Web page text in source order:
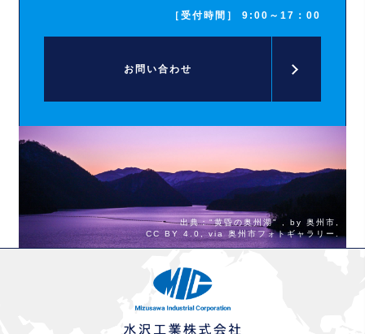
［受付時間］ 9:00～17：00
お問い合わせ
出典：" 黄昏の奥州湖" , by 奥州市,
CC BY 4.0
, via奥州市フォトギャラリー